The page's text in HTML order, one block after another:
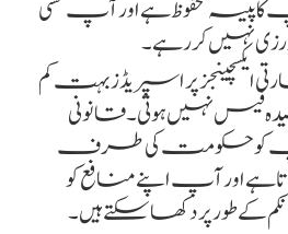
پیسہ محفوظ ہے اور آپ کسی
نہیں کر رہے۔
پر اسپریڈز بہت کم
فیس نہیں ہوتی۔ قانونی
کو حکومت کی طرف
اور آپ اپنے منافع کو
کے طور پر دکھا سکتے ہیں۔